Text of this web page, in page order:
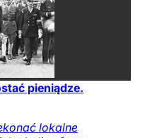
pieniądze.
lokalne